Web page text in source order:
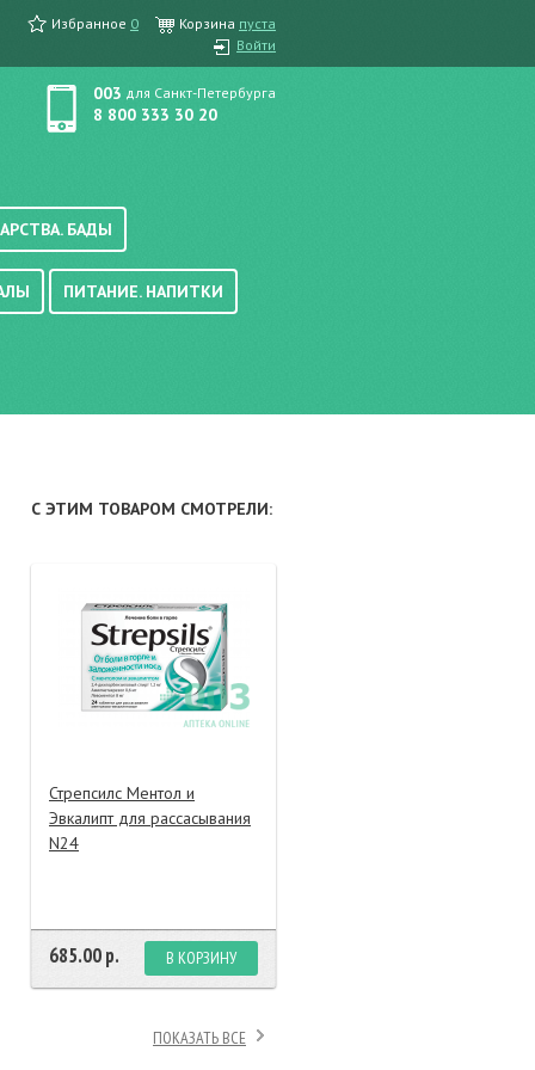
Избранное 0 Корзина пуста
Войти
003 для Санкт-Петербурга
8 800 333 30 20
краска для волос
БАДЫ
ПИТАНИЕ. НАПИТКИ
биомороженое
С ЭТИМ ТОВАРОМ СМОТРЕЛИ:
Стрепсилс Ментол и
Эвкалипт для рассасывания
N24
685.00 р. В КОРЗИНУ
ПОКАЗАТЬ ВСЕ